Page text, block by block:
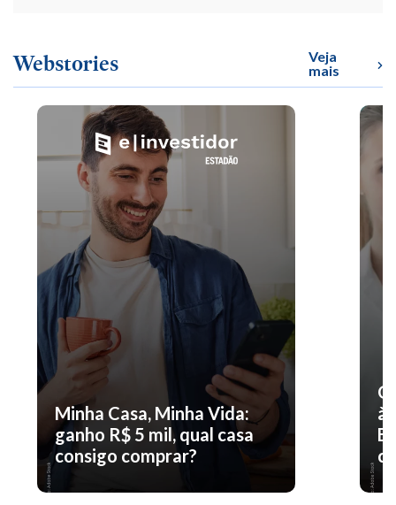
Webstories
Veja
mais
Minha Casa, Minha Vida:
ganho R$ 5 mil, qual casa
consigo comprar?
O
à